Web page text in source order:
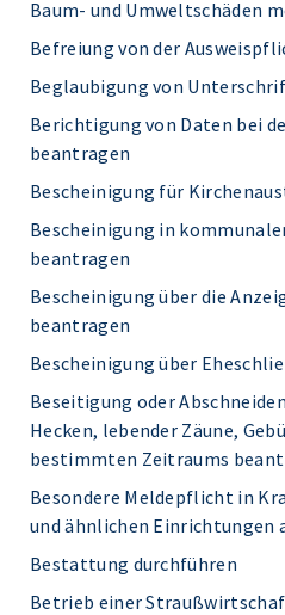
Baum- und Umweltschäden
Befreiung von der
Beglaubigung von
Berichtigung von Daten bei
beantragen
Bescheinigung für
Bescheinigung in
beantragen
Bescheinigung über die
beantragen
Bescheinigung über
Beseitigung oder
Hecken, lebender Zäune,
bestimmten Zeitraums
Besondere Meldepflicht in
und ähnlichen Einrichtungen
Bestattung durchführen
Betrieb einer